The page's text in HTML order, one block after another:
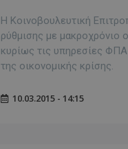
Η Κοινοβουλευτική
ρύθμισης με μακροχρόνιο
κυρίως τις υπηρεσίες
της οικονομικής κρίσης.
10.03.2015 - 14:15